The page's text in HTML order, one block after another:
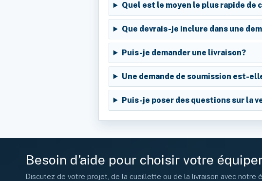
Quel est le moyen le plus rapide
Que devrais-je inclure dans une
Puis-je demander une livraison?
Une demande de soumission est-
Puis-je poser des questions sur la
Besoin d’aide pour choisir votre
Discutez de votre projet, de la cueillette ou de la livraison avec notre